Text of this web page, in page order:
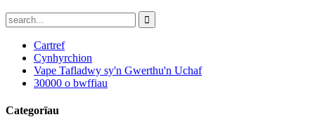
Cartref
Cynhyrchion
Vape Tafladwy sy'n Gwerthu'n Uchaf
30000 o bwffiau
Categorïau